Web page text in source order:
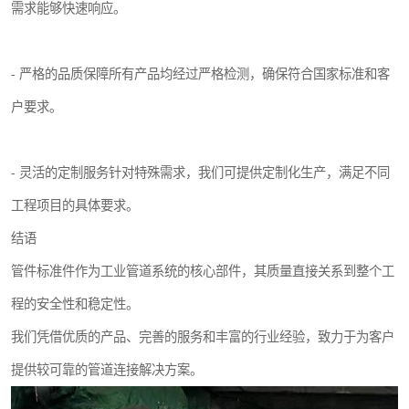
需求能够快速响应。
- 严格的品质保障所有产品均经过严格检测，确保符合国家标准和客
户要求。
- 灵活的定制服务针对特殊需求，我们可提供定制化生产，满足不同
工程项目的具体要求。
结语
管件标准件作为工业管道系统的核心部件，其质量直接关系到整个工
程的安全性和稳定性。
我们凭借优质的产品、完善的服务和丰富的行业经验，致力于为客户
提供较可靠的管道连接解决方案。